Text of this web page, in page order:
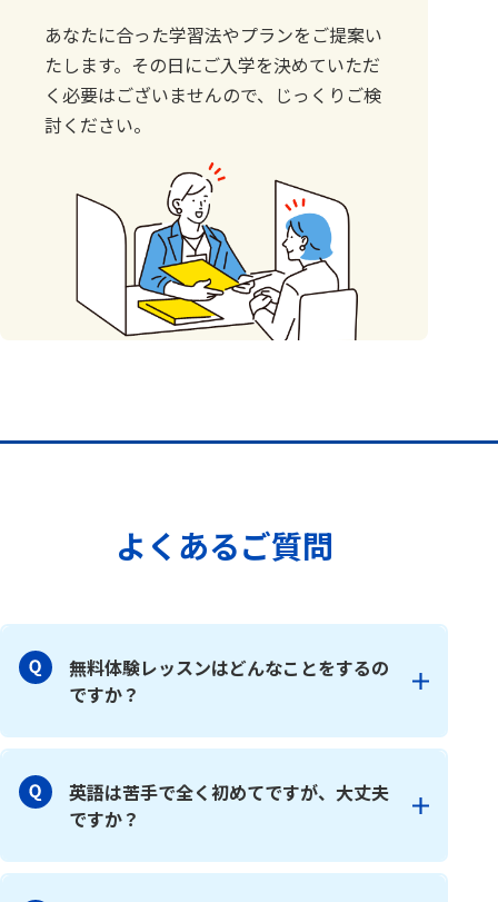
あなたに合った学習法やプランをご提案い
たします。その日にご入学を決めていただ
く必要はございませんので、じっくりご検
討ください。
よくあるご質問
無料体験レッスンはどんなことをするの
ですか？
英語は苦手で全く初めてですが、大丈夫
ですか？